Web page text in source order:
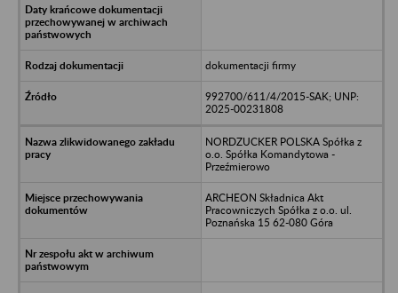
dokumentacji firmy
992700/611/4/2015-SAK; UNP:
2025-00231808
NORDZUCKER POLSKA Spółka z
o.o. Spółka Komandytowa -
Przeźmierowo
ARCHEON Składnica Akt
Pracowniczych Spółka z o.o. ul.
Poznańska 15 62-080 Góra